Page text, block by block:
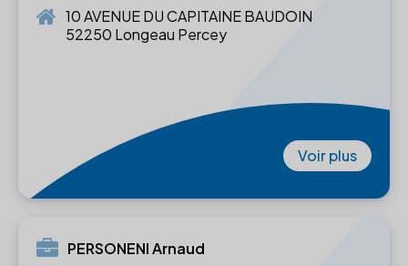
10 AVENUE DU CAPITAINE BAUDOIN
52250 Longeau Percey
Voir plus
PERSONENI Arnaud